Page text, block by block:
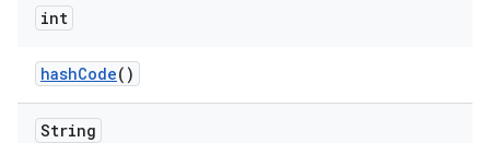
int
hashCode()
String